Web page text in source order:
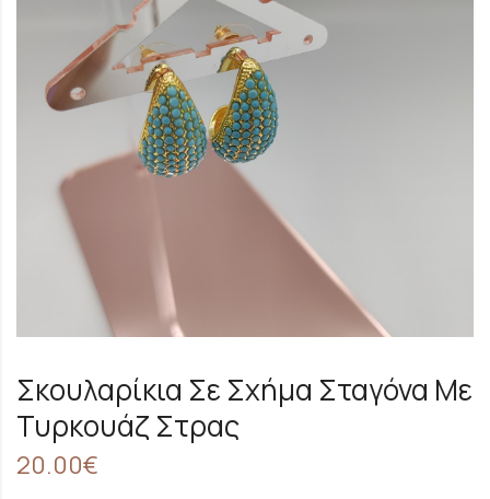
Σκουλαρίκια Σε Σχήμα Σταγόνα Με
Τυρκουάζ Στρας
20.00€